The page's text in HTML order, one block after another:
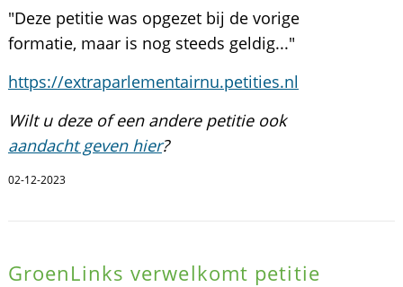
"Deze petitie was opgezet bij de vorige
formatie, maar is nog steeds geldig..."
https://extraparlementairnu.petities.nl
Wilt u deze of een andere petitie ook
aandacht geven hier?
02-12-2023
GroenLinks verwelkomt petitie